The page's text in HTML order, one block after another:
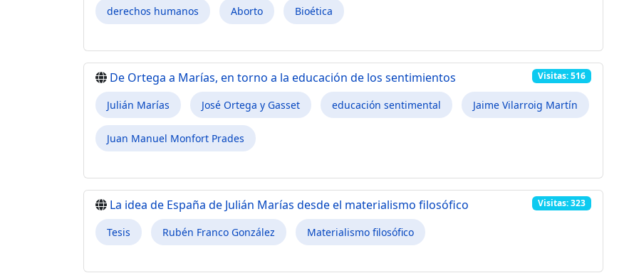
derechos humanos Aborto Bioética
De Ortega a Marías, en torno a la educación de los sentimientos Visitas: 516
Julián Marías José Ortega y Gasset educación sentimental Jaime Vilarroig Martín
Juan Manuel Monfort Prades
La idea de España de Julián Marías desde el materialismo filosófico Visitas: 323
Tesis Rubén Franco González Materialismo filosófico